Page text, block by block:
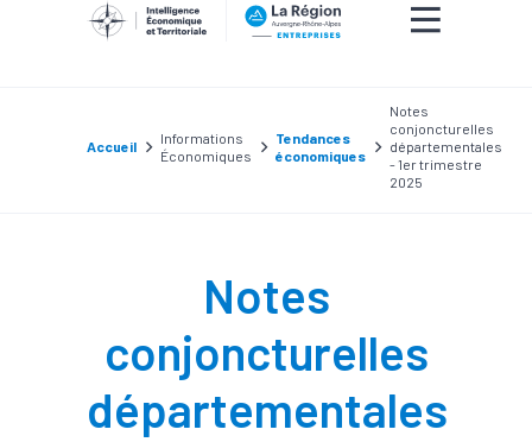
Accueil
Informations
Économiques
Tendances
économiques
Notes
conjoncturelles
départementales
- 1er trimestre
2025
Notes
conjoncturelles
départementales